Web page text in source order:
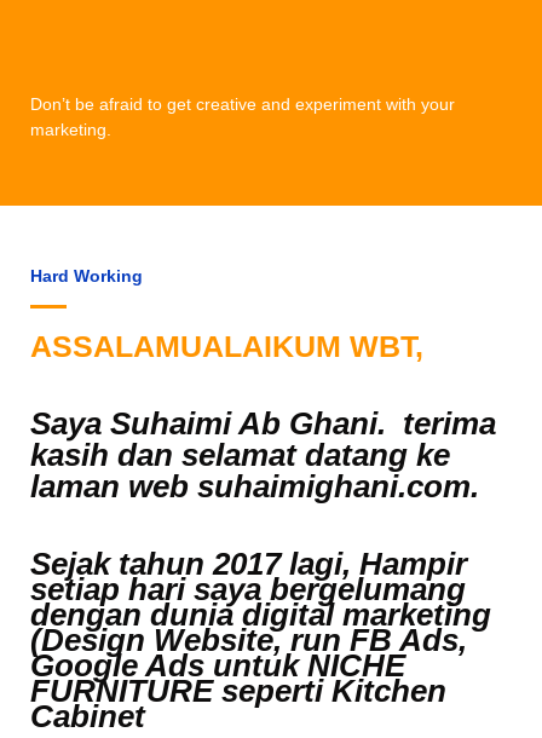
Don’t be afraid to get creative and experiment with your
marketing.
Hard Working
ASSALAMUALAIKUM WBT,
Saya Suhaimi Ab Ghani. terima
kasih dan selamat datang ke
laman web suhaimighani.com.
Sejak tahun 2017 lagi, Hampir
setiap hari saya bergelumang
dengan dunia digital marketing
(Design Website, run FB Ads,
Google Ads untuk NICHE
FURNITURE seperti Kitchen
Cabinet